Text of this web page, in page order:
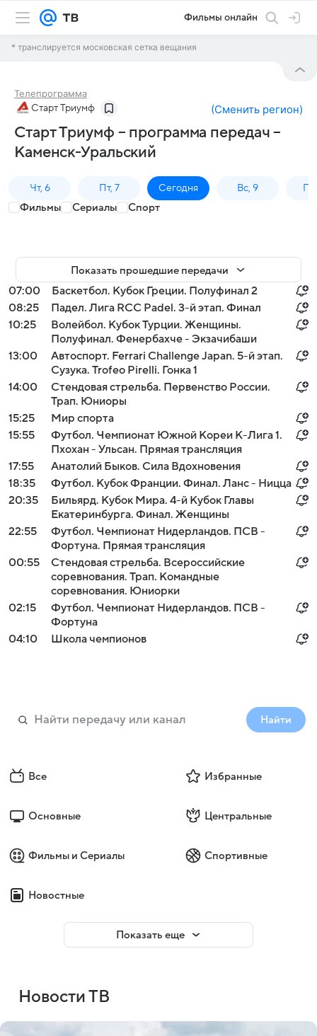
Фильмы онлайн
* транслируется московская сетка вещания
Телепрограмма
Старт Триумф (Сменить регион)
Старт Триумф – программа передач –
Каменск-Уральский
Чт, 6 Пт, 7 Сегодня Вс, 9
Фильмы Сериалы Спорт
Показать прошедшие передачи
07:00
Баскетбол. Кубок Греции. Полуфинал 2
08:25
Падел. Лига RCC Padel. 3-й этап. Финал
10:25
Волейбол. Кубок Турции. Женщины.
Полуфинал. Фенербахче - Экзачибаши
13:00
Автоспорт. Ferrari Challenge Japan. 5-й этап.
Сузука. Trofeo Pirelli. Гонка 1
14:00
Стендовая стрельба. Первенство России.
Трап. Юниоры
15:25
Мир спорта
15:55
Футбол. Чемпионат Южной Кореи К-Лига 1.
Пхохан - Ульсан. Прямая трансляция
17:55
Анатолий Быков. Сила Вдохновения
18:35
Футбол. Кубок Франции. Финал. Ланс - Ницца
20:35
Бильярд. Кубок Мира. 4-й Кубок Главы
Екатеринбурга. Финал. Женщины
22:55
Футбол. Чемпионат Нидерландов. ПСВ -
Фортуна. Прямая трансляция
00:55
Стендовая стрельба. Всероссийские
соревнования. Трап. Командные
соревнования. Юниорки
02:15
Футбол. Чемпионат Нидерландов. ПСВ -
Фортуна
04:10
Школа чемпионов
Найти
Все Избранные
Основные Центральные
Фильмы и Сериалы Спортивные
Новостные
Показать еще
Новости ТВ